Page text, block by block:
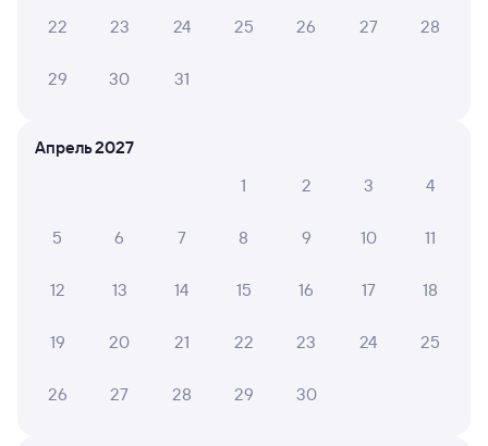
22 23 24 25 26 27 28
29 30 31
Апрель 2027
1
2 3 4
5 6 7 8 9 10 11
12 13 14 15 16 17 18
19 20 21 22 23 24 25
26 27 28 29 30